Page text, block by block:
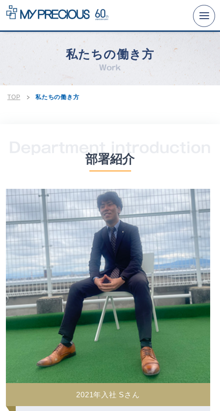
リクルートTOP
事業とビジョン
仕事と人
研修と福利厚生
募集要項
私たちの働き方
TOP 私たちの働き方
部署紹介
2021年入社 Sさん